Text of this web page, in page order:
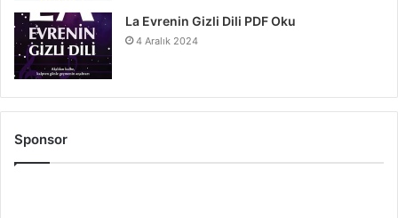
La Evrenin Gizli Dili PDF Oku
4 Aralık 2024
Sponsor